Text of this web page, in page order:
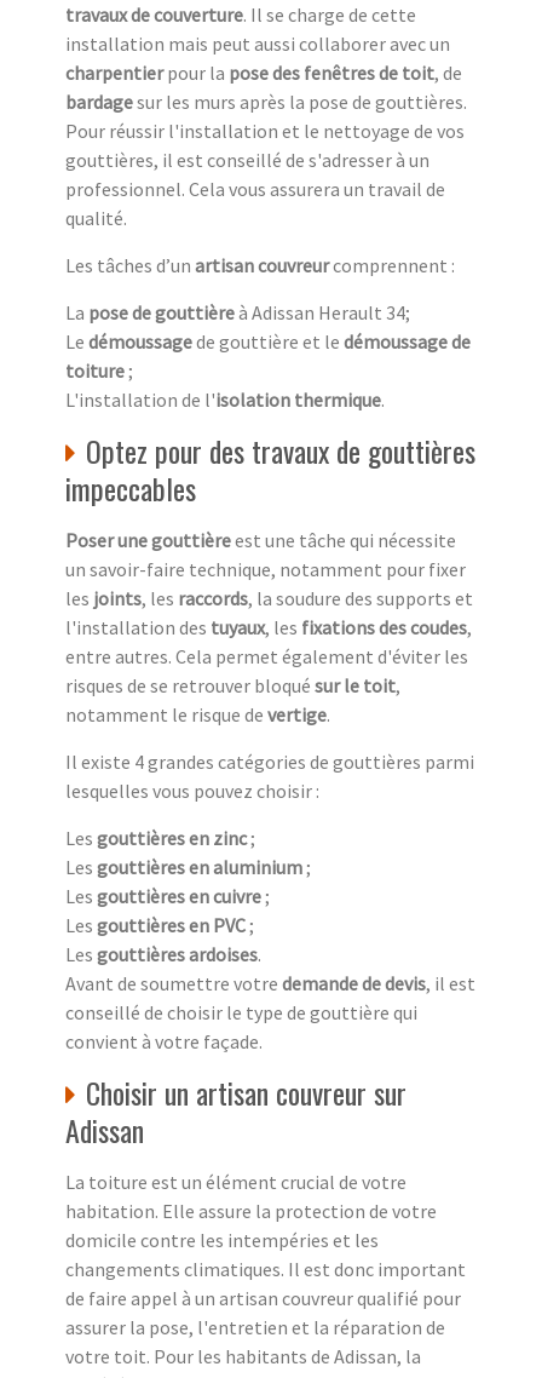
travaux de couverture. Il se charge de cette
installation mais peut aussi collaborer avec un
charpentierpour la pose des fenêtres de toit, de
bardagesur les murs après la pose de gouttières.
Pour réussir l'installation et le nettoyage de vos
gouttières, il est conseillé de s'adresser à un
professionnel. Cela vous assurera un travail de
qualité.
Les tâches d’un artisan couvreurcomprennent :
La pose de gouttièreà Adissan Herault 34;
Le démoussagede gouttière et le démoussage de
toiture ;
L'installation de l'isolation thermique.
Optez pour des travaux de gouttières
impeccables
Poser une gouttièreest une tâche qui nécessite
un savoir-faire technique, notamment pour fixer
les joints, les raccords, la soudure des supports et
l'installation des tuyaux, les fixations des coudes,
entre autres. Cela permet également d'éviter les
risques de se retrouver bloqué sur le toit,
notamment le risque de vertige.
Il existe 4 grandes catégories de gouttières parmi
lesquelles vous pouvez choisir :
Les gouttières en zinc;
Les gouttières en aluminium ;
Les gouttières en cuivre ;
Les gouttières en PVC ;
Les gouttières ardoises.
Avant de soumettre votre demande de devis, il est
conseillé de choisir le type de gouttière qui
convient à votre façade.
Choisir un artisan couvreur sur
Adissan
La toiture est un élément crucial de votre
habitation. Elle assure la protection de votre
domicile contre les intempéries et les
changements climatiques. Il est donc important
de faire appel à un artisan couvreur qualifié pour
assurer la pose, l'entretien et la réparation de
votre toit. Pour les habitants de Adissan, la